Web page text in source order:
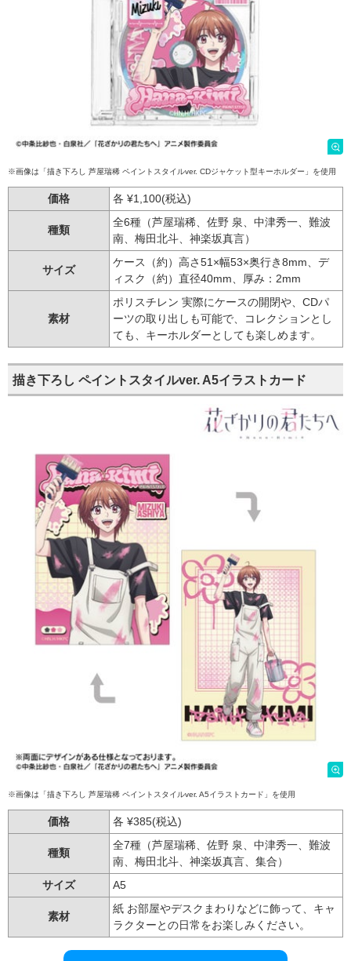
※画像は「描き下ろし 芦屋瑞稀 ペイントスタイルver. CDジャケット型キーホルダー」を使用
価格 各 ¥1,100(税込)
種類
全6種（芦屋瑞稀、佐野 泉、中津秀一、難波
南、梅田北斗、神楽坂真言）
サイズ
ケース（約）高さ51×幅53×奥行き8mm、デ
ィスク（約）直径40mm、厚み：2mm
素材
ポリスチレン 実際にケースの開閉や、CDパ
ーツの取り出しも可能で、コレクションとし
ても、キーホルダーとしても楽しめます。
描き下ろし ペイントスタイルver. A5イラストカード
※画像は「描き下ろし 芦屋瑞稀 ペイントスタイルver. A5イラストカード」を使用
価格 各 ¥385(税込)
種類
全7種（芦屋瑞稀、佐野 泉、中津秀一、難波
南、梅田北斗、神楽坂真言、集合）
サイズ
A5
素材
紙 お部屋やデスクまわりなどに飾って、キャ
ラクターとの日常をお楽しみください。